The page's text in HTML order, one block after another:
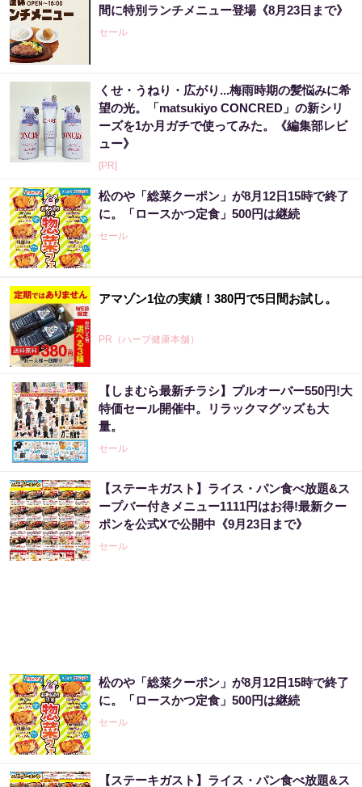
間に特別ランチメニュー登場《8月23日まで》
セール
くせ・うねり・広がり...梅雨時期の髪悩みに希
望の光。「matsukiyo CONCRED」の新シリ
ーズを1か月ガチで使ってみた。《編集部レビ
ュー》
[PR]
松のや「総菜クーポン」が8月12日15時で終了
に。「ロースかつ定食」500円は継続
セール
アマゾン1位の実績！380円で5日間お試し。
PR（ハーブ健康本舗）
「これから株価はこうやって動いていく」世
界的に活躍した天才投資家が暴露
PR（Acoco.）
アマゾン1位の実績！380円で5日間お試し。
PR（ハーブ健康本舗）
アマゾンで大人気！血圧対策はコーヒーに足
してみて
PR（森永乳業）
「たばこ税なし」思わぬ朗報に喫煙者が群が
【しまむら最新チラシ】プルオーバー550円!大
特価セール開催中。リラックマグッズも大
量。
セール
【ステーキガスト】ライス・パン食べ放題&ス
ープバー付きメニュー1111円はお得!最新クー
ポンを公式Xで公開中《9月23日まで》
セール
松のや「総菜クーポン」が8月12日15時で終了
に。「ロースかつ定食」500円は継続
セール
【ステーキガスト】ライス・パン食べ放題&ス